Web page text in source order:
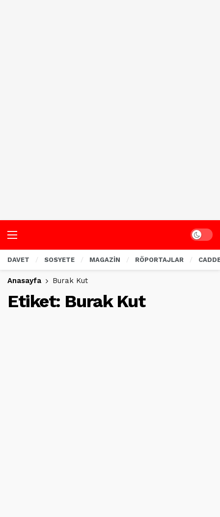
Dark
DAVET SOSYETE MAGAZİN RÖPORTAJLAR
Anasayfa Burak Kut
Etiket: Burak Kut